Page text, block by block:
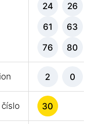
24 26
61 63
76 80
2 0
30